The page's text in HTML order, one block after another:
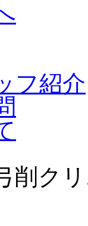
フ紹介
削ク